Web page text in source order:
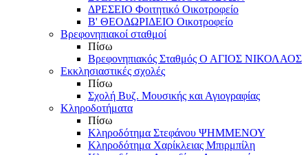
ΔΡΕΣΕΙΟ Φοιτητικό Οικοτροφείο
Β' ΘΕΟΔΩΡΙΔΕΙΟ Οικοτροφείο
Βρεφονηπιακοί σταθμοί
Πίσω
Βρεφονηπιακός Σταθμός Ο ΑΓΙΟΣ ΝΙΚΟΛΑΟΣ
Εκκλησιαστικές σχολές
Πίσω
Σχολή Βυζ. Μουσικής και Αγιογραφίας
Κληροδοτήματα
Πίσω
Κληροδότημα Στεφάνου ΨΗΜΜΕΝΟΥ
Κληροδότημα Χαρίκλειας Μπιρμπίλη